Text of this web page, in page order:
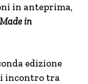
in anteprima,
Made in
edizione
incontro tra